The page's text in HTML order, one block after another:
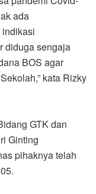
ada
diduga sengaja
BOS agar
kata Rizky
GTK dan
Ginting
pihaknya telah